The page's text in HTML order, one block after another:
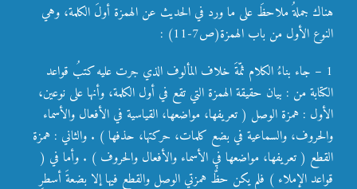
هناك جملةُ ملاحظَ على ما ورد في الحديث عن الهمزة أولَ الكلمة، وهي
النوع الأول من باب الهمزة(ص7-11) :
1 – جاء بناءُ الكلام ثمّةَ خلاف المألوف الذي جرت عليه كتبُ قواعد
الكتابة من : بيان حقيقة الهمزة التي تقع في أول الكلمة، وأنها على نوعين،
الأول : همزة الوصل ( تعريفها، مواضعها، القياسية في الأفعال والأسماء
والحروف، والسماعية في بضع كلمات، حركتها، حذفها ) . والثاني : همزة
القطع ( تعريفها، مواضعها في الأسماء والأفعال والحروف ) . وأما في (
قواعد الإملاء ) فلم يكن حظُّ همزتي الوصل والقطع فيها إلا بضعةَ أسطرٍ